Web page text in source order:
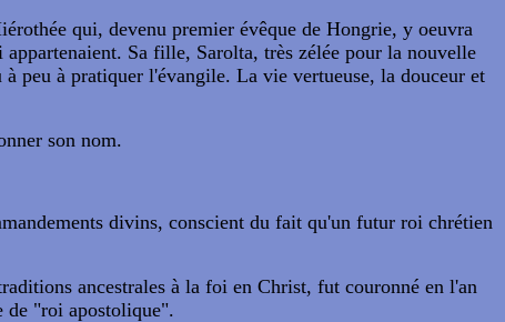
qui, devenu premier évêque de Hongrie, y oeuvra
Sa fille, Sarolta, très zélée pour la nouvelle
peu à pratiquer l'évangile. La vie vertueuse, la douceur et
son nom.
divins, conscient du fait qu'un futur roi chrétien
ancestrales à la foi en Christ, fut couronné en l'an
de "roi apostolique".